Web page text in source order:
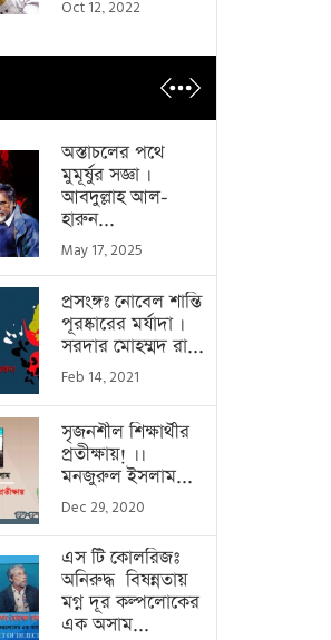
Oct 12, 2022
অস্তাচলের পথে
মুমূর্ষুর সজ্ঞা ।
আবদুল্লাহ আল-
হারুন...
May 17, 2025
প্রসংঙ্গঃ নোবেল শান্তি
পূরষ্কারের মর্যাদা ।
সরদার মোহম্মদ রা...
Feb 14, 2021
সৃজনশীল শিক্ষার্থীর
প্রতীক্ষায়! ।।
মনজুরুল ইসলাম...
Dec 29, 2020
এস টি কোলরিজঃ
অনিরুদ্ধ বিষন্নতায়
মগ্ন দূর কল্পলোকের
এক অসাম...